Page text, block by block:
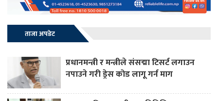
ताजा अपडेट
प्रधानमन्त्री र मन्त्रीले संसद्मा टिसर्ट लगाउन
नपाउने गरी ड्रेस कोड लागू गर्न माग